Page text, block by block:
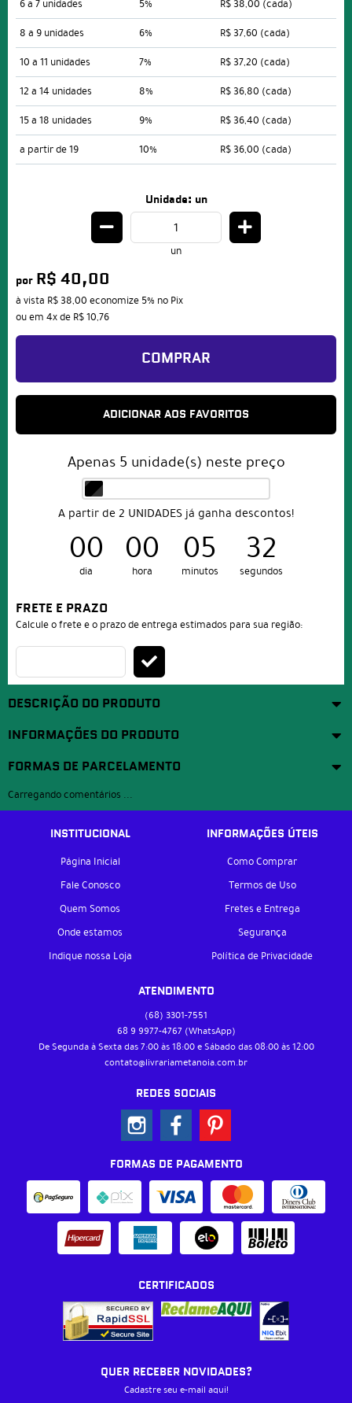
6 a 7 unidades
5% R$ 38,00 (cada)
8 a 9 unidades
6% R$ 37,60 (cada)
10 a 11 unidades
7% R$ 37,20 (cada)
12 a 14 unidades
8% R$ 36,80 (cada)
15 a 18 unidades
9% R$ 36,40 (cada)
a partir de 19
10% R$ 36,00 (cada)
Unidade: un
un
por R$ 40,00
à vista R$ 38,00 economize 5% no Pix
ou em 4xde R$ 10,76
COMPRAR
ADICIONAR AOS FAVORITOS
Apenas 5 unidade(s) neste preço
A partir de 2 UNIDADES já ganha descontos!
00
dia
00
hora
05
minutos
32
segundos
FRETE E PRAZO
Calcule o frete e o prazo de entrega estimados para sua região:
DESCRIÇÃO DO PRODUTO
INFORMAÇÕES DO PRODUTO
FORMAS DE PARCELAMENTO
Carregando comentários ...
INSTITUCIONAL
Página Inicial
Fale Conosco
Quem Somos
Onde estamos
Indique nossa Loja
INFORMAÇÕES ÚTEIS
Como Comprar
Termos de Uso
Fretes e Entrega
Segurança
Política de Privacidade
ATENDIMENTO
(68) 3301-7551
68 9 9977-4767 (WhatsApp)
De Segunda à Sexta das 7:00 às 18:00 e Sábado das 08:00 às 12:00
contato@livrariametanoia.com.br
REDES SOCIAIS
FORMAS DE PAGAMENTO
CERTIFICADOS
QUER RECEBER NOVIDADES?
Cadastre seu e-mail aqui!